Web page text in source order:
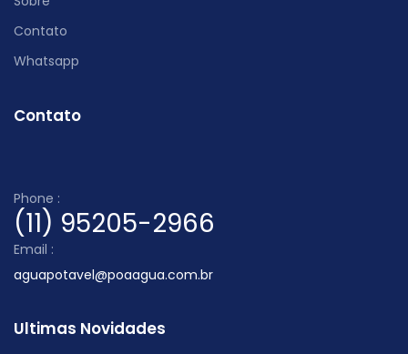
Contato
Whatsapp
Contato
Phone :
(11) 95205-2966
Email :
aguapotavel@poaagua.com.br
Ultimas Novidades